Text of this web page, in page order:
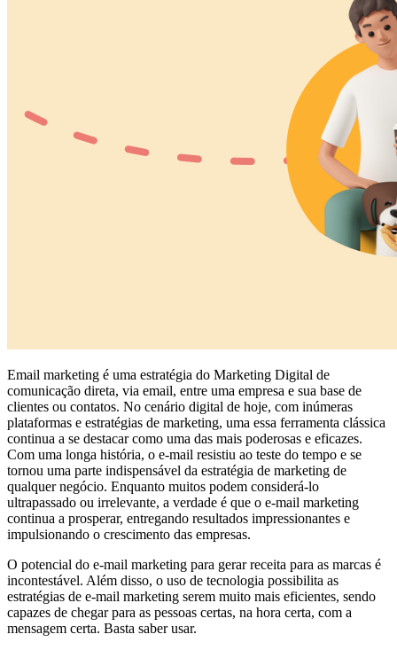
Email marketing é uma estratégia do Marketing Digital de
comunicação direta, via email, entre uma empresa e sua base de
clientes ou contatos. No cenário digital de hoje, com inúmeras
plataformas e estratégias de marketing, uma essa ferramenta clássica
continua a se destacar como uma das mais poderosas e eficazes.
Com uma longa história, o e-mail resistiu ao teste do tempo e se
tornou uma parte indispensável da estratégia de marketing de
qualquer negócio. Enquanto muitos podem considerá-lo
ultrapassado ou irrelevante, a verdade é que o e-mail marketing
continua a prosperar, entregando resultados impressionantes e
impulsionando o crescimento das empresas.
O potencial do e-mail marketing para gerar receita para as marcas é
incontestável. Além disso, o uso de tecnologia possibilita as
estratégias de e-mail marketing serem muito mais eficientes, sendo
capazes de chegar para as pessoas certas, na hora certa, com a
mensagem certa. Basta saber usar.